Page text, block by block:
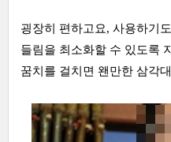
굉장히 편하고요, 사용하기
들림을 최소화할 수 있도록
꿈치를 걸치면 왠만한 삼각